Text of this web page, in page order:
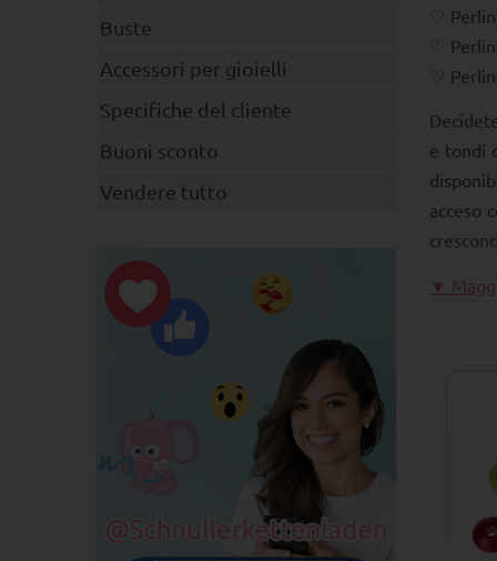
e tondi
acceso
▼
Buste
Accessori per gioielli
Specifiche del cliente
Buoni sconto
Vendere tutto